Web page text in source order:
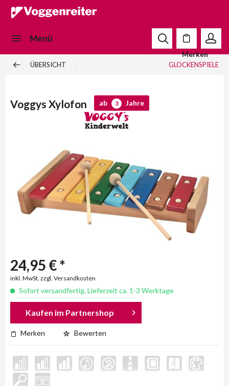
Menü
Merken
ÜBERSICHT GLOCKENSPIELE
Voggys Xylofon ab 3 Jahre
24,95 € *
inkl. MwSt. zzgl. Versandkosten
Sofort versandfertig, Lieferzeit ca. 1-3 Werktage
Kaufen im Partnershop
Merken Bewerten